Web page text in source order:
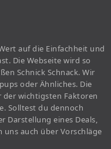
auf die Einfachheit und
Die Webseite wird so
Schnick Schnack. Wir
oder Ähnliches. Die
wichtigsten Faktoren
Solltest du dennoch
Darstellung eines Deals,
auch über Vorschläge